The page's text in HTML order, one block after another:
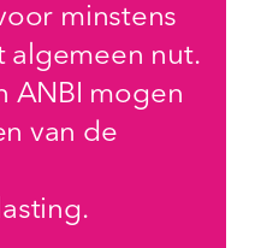
minstens
algemeen nut.
ANBI mogen
van de